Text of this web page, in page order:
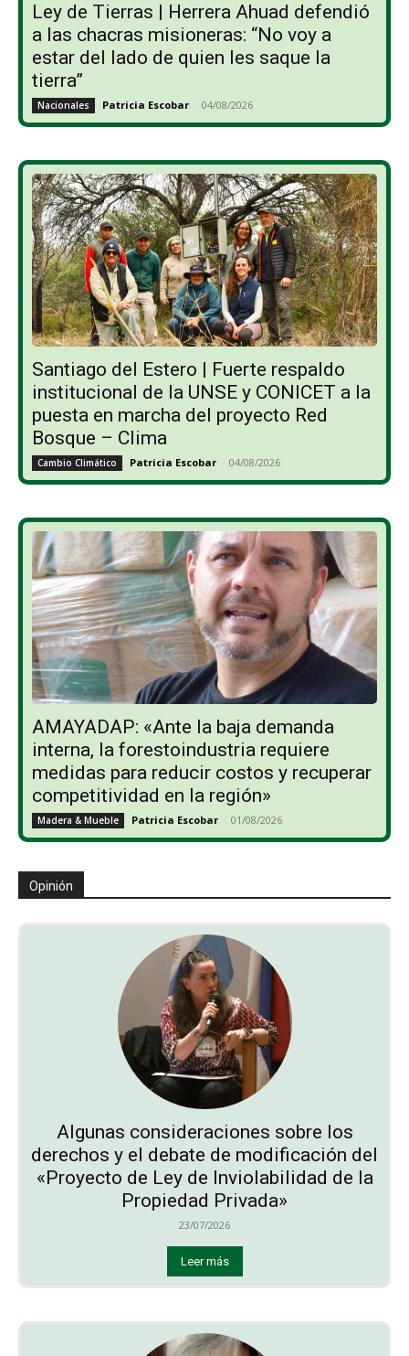
Ley de Tierras | Herrera Ahuad defendió
a las chacras misioneras: “No voy a
estar del lado de quien les saque la
tierra”
Nacionales Patricia Escobar - 04/08/2026
Santiago del Estero | Fuerte respaldo
institucional de la UNSE y CONICET a la
puesta en marcha del proyecto Red
Bosque – Clima
Cambio Climático Patricia Escobar - 04/08/2026
AMAYADAP: «Ante la baja demanda
interna, la forestoindustria requiere
medidas para reducir costos y recuperar
competitividad en la región»
Madera & Mueble Patricia Escobar - 01/08/2026
Opinión
Algunas consideraciones sobre los
derechos y el debate de modificación del
«Proyecto de Ley de Inviolabilidad de la
Propiedad Privada»
23/07/2026
Leer más